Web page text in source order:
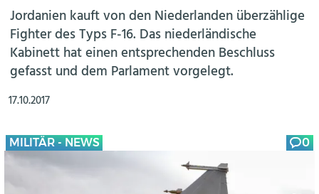
INDUSTRIE
HELIKOPTER
BERUFE
Jordanien kauft von den Niederlanden überzählige
Fighter des Typs F-16. Das niederländische
Kabinett hat einen entsprechenden Beschluss
gefasst und dem Parlament vorgelegt.
17.10.2017
MILITÄR - NEWS 0